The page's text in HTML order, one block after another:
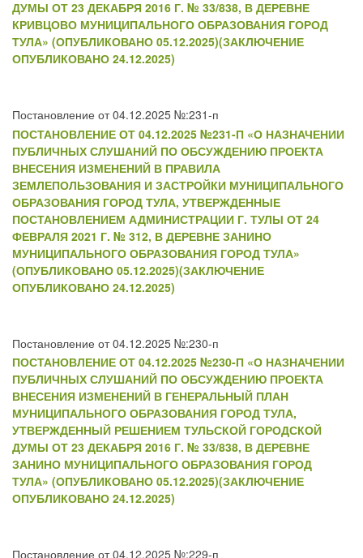
ДУМЫ ОТ 23 ДЕКАБРЯ 2016 Г. № 33/838, В ДЕРЕВНЕ
КРИВЦОВО МУНИЦИПАЛЬНОГО ОБРАЗОВАНИЯ ГОРОД
ТУЛА» (ОПУБЛИКОВАНО 05.12.2025)(ЗАКЛЮЧЕНИЕ
ОПУБЛИКОВАНО 24.12.2025)
Постановление от 04.12.2025 №:231-п
ПОСТАНОВЛЕНИЕ ОТ 04.12.2025 №231-П «О НАЗНАЧЕНИИ
ПУБЛИЧНЫХ СЛУШАНИЙ ПО ОБСУЖДЕНИЮ ПРОЕКТА
ВНЕСЕНИЯ ИЗМЕНЕНИЙ В ПРАВИЛА
ЗЕМЛЕПОЛЬЗОВАНИЯ И ЗАСТРОЙКИ МУНИЦИПАЛЬНОГО
ОБРАЗОВАНИЯ ГОРОД ТУЛА, УТВЕРЖДЕННЫЕ
ПОСТАНОВЛЕНИЕМ АДМИНИСТРАЦИИ Г. ТУЛЫ ОТ 24
ФЕВРАЛЯ 2021 Г. № 312, В ДЕРЕВНЕ ЗАНИНО
МУНИЦИПАЛЬНОГО ОБРАЗОВАНИЯ ГОРОД ТУЛА»
(ОПУБЛИКОВАНО 05.12.2025)(ЗАКЛЮЧЕНИЕ
ОПУБЛИКОВАНО 24.12.2025)
Постановление от 04.12.2025 №:230-п
ПОСТАНОВЛЕНИЕ ОТ 04.12.2025 №230-П «О НАЗНАЧЕНИИ
ПУБЛИЧНЫХ СЛУШАНИЙ ПО ОБСУЖДЕНИЮ ПРОЕКТА
ВНЕСЕНИЯ ИЗМЕНЕНИЙ В ГЕНЕРАЛЬНЫЙ ПЛАН
МУНИЦИПАЛЬНОГО ОБРАЗОВАНИЯ ГОРОД ТУЛА,
УТВЕРЖДЕННЫЙ РЕШЕНИЕМ ТУЛЬСКОЙ ГОРОДСКОЙ
ДУМЫ ОТ 23 ДЕКАБРЯ 2016 Г. № 33/838, В ДЕРЕВНЕ
ЗАНИНО МУНИЦИПАЛЬНОГО ОБРАЗОВАНИЯ ГОРОД
ТУЛА» (ОПУБЛИКОВАНО 05.12.2025)(ЗАКЛЮЧЕНИЕ
ОПУБЛИКОВАНО 24.12.2025)
Постановление от 04.12.2025 №:229-п